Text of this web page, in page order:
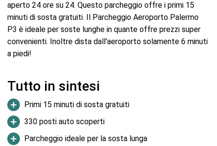
aperto 24 ore su 24. Questo parcheggio offre i primi 15
minuti di sosta gratuiti. Il Parcheggio Aeroporto Palermo
P3 è ideale per soste lunghe in quante offre prezzi super
convenienti. Inoltre dista dall'aeroporto solamente 6 minuti
a piedi!
Tutto in sintesi
Primi 15 minuti di sosta gratuiti
330 posti auto scoperti
Parcheggio ideale per la sosta lunga